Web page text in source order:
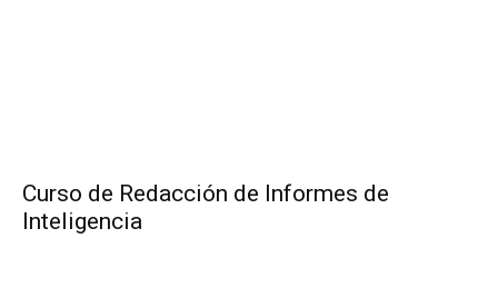
Curso de Redacción de Informes de
Inteligencia